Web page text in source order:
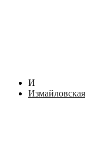
И
Измайловская